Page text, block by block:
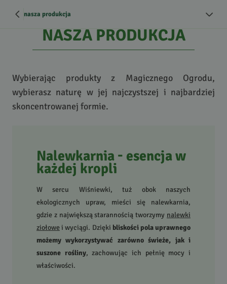
nasza produkcja
NASZA PRODUKCJA
Wybierając produkty z Magicznego Ogrodu,
wybierasz naturę w jej najczystszej i najbardziej
skoncentrowanej formie.
Nalewkarnia - esencja w
każdej kropli
W sercu Wiśniewki, tuż obok naszych
ekologicznych upraw, mieści się nalewkarnia,
gdzie z największą starannością tworzymy nalewki
ziołowei wyciągi. Dzięki bliskości pola uprawnego
możemy wykorzystywać zarówno świeże, jak i
suszone rośliny, zachowując ich pełnię mocy i
właściwości.